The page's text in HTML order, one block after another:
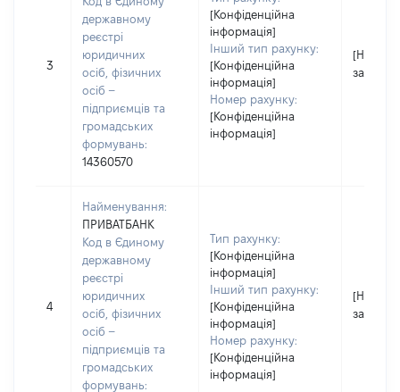
3
державному
реєстрі
юридичних
осіб, фізичних
осіб –
підприємців та
громадських
формувань:
14360570
[Конфіденційна
інформація]
Інший тип рахунку:
[Конфіденційна
інформація]
Номер рахунку:
[Конфіденційна
інформація]
[Не
4
Найменування:
ПРИВАТБАНК
Код в Єдиному
державному
реєстрі
юридичних
осіб, фізичних
осіб –
підприємців та
громадських
формувань:
Тип рахунку:
[Конфіденційна
інформація]
Інший тип рахунку:
[Конфіденційна
інформація]
Номер рахунку:
[Конфіденційна
інформація]
[Не